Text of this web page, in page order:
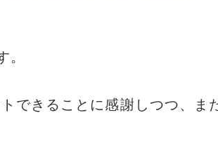
。
できることに感謝しつつ、ま